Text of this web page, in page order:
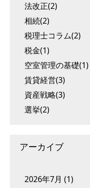
法改正(2)
相続(2)
税理士コラム(2)
税金(1)
空室管理の基礎(1)
賃貸経営(3)
資産戦略(3)
選挙(2)
アーカイブ
2026年7月 (1)